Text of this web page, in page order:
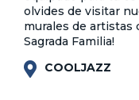
olvides de visitar
murales de artistas
Sagrada Familia!
COOLJAZZ